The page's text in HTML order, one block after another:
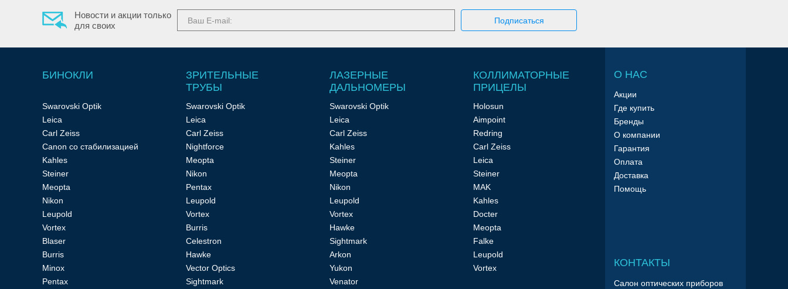
Новости и акции только
для своих
БИНОКЛИ
Swarovski Optik
Leica
Carl Zeiss
Canon со стабилизацией
Kahles
Steiner
Meopta
Nikon
Leupold
Vortex
Blaser
Burris
Minox
Pentax
ЗРИТЕЛЬНЫЕ
ТРУБЫ
Swarovski Optik
Leica
Carl Zeiss
Nightforce
Meopta
Nikon
Pentax
Leupold
Vortex
Burris
Celestron
Hawke
Vector Optics
Sightmark
ЛАЗЕРНЫЕ
ДАЛЬНОМЕРЫ
Swarovski Optik
Leica
Carl Zeiss
Kahles
Steiner
Meopta
Nikon
Leupold
Vortex
Hawke
Sightmark
Arkon
Yukon
Venator
КОЛЛИМАТОРНЫЕ
ПРИЦЕЛЫ
Holosun
Aimpoint
Redring
Carl Zeiss
Leica
Steiner
MAK
Kahles
Docter
Meopta
Falke
Leupold
Vortex
О НАС
Акции
Где купить
Бренды
О компании
Гарантия
Оплата
Доставка
Помощь
КОНТАКТЫ
Салон оптических приборов